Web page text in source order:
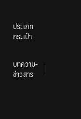
ประเภท
กระเป๋า
บทความ-
ข่าวสาร